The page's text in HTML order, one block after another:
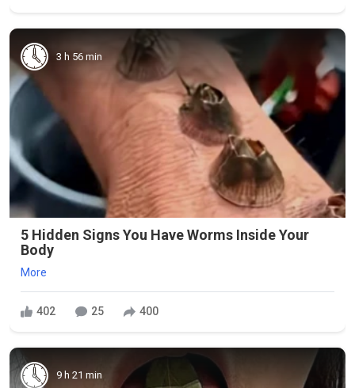
3 h 56 min
5 Hidden Signs You Have Worms Inside Your
Body
More
402 25 400
9 h 21 min